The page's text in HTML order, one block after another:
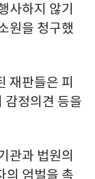
사하지 않기
원을 청구했
재판들은 피
감정의견 등을
관과 법원의
의 엄벌을 촉